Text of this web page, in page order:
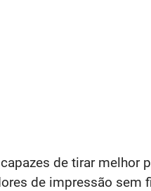
de tirar melhor
de impressão sem